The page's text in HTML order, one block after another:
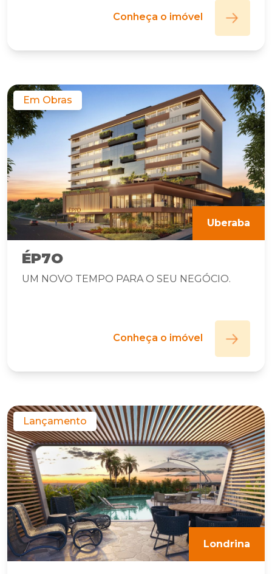
Conheça o imóvel
Em Obras
Uberaba
ÉP7O
UM NOVO TEMPO PARA O SEU NEGÓCIO.
Conheça o imóvel
Lançamento
Londrina